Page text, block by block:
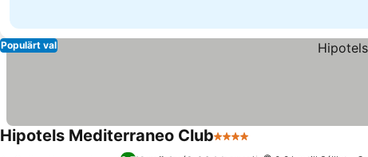
Populärt val
Hipotels Mediterraneo Club4 Stjärnor